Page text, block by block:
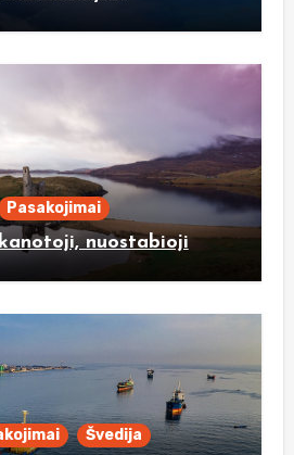
Pasakojimai
nuostabioji
Švedija